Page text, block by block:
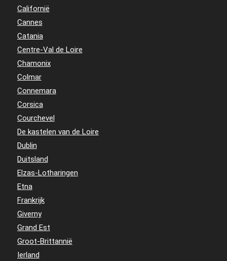
Californië
Cannes
Catania
Centre-Val de Loire
Chamonix
Colmar
Connemara
Corsica
Courchevel
De kastelen van de Loire
Dublin
Duitsland
Elzas-Lotharingen
Etna
Frankrijk
Giverny
Grand Est
Groot-Brittannië
Ierland